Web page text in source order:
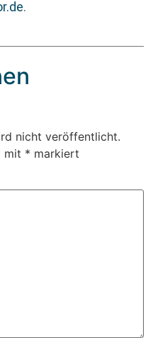
.
nicht veröffentlicht.
mit * markiert